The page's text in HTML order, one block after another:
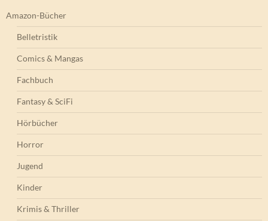
Amazon-Bücher
Belletristik
Comics & Mangas
Fachbuch
Fantasy & SciFi
Hörbücher
Horror
Jugend
Kinder
Krimis & Thriller